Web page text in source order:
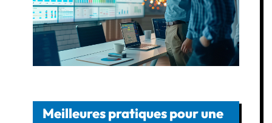
Meilleures pratiques pour une